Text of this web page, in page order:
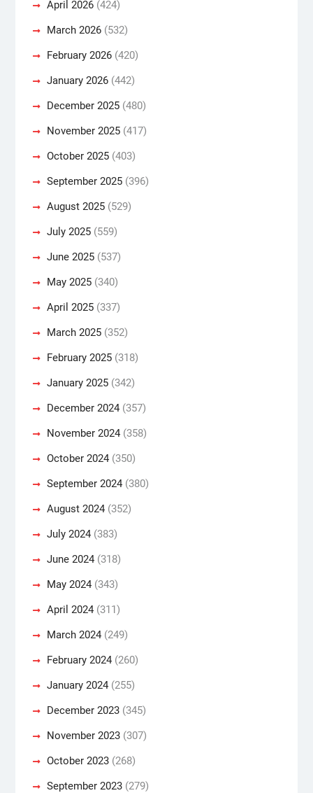
April 2026(424)
March 2026(532)
February 2026(420)
January 2026(442)
December 2025(480)
November 2025(417)
October 2025(403)
September 2025(396)
August 2025(529)
July 2025(559)
June 2025(537)
May 2025(340)
April 2025(337)
March 2025(352)
February 2025(318)
January 2025(342)
December 2024(357)
November 2024(358)
October 2024(350)
September 2024(380)
August 2024(352)
July 2024(383)
June 2024(318)
May 2024(343)
April 2024(311)
March 2024(249)
February 2024(260)
January 2024(255)
December 2023(345)
November 2023(307)
October 2023(268)
September 2023(279)